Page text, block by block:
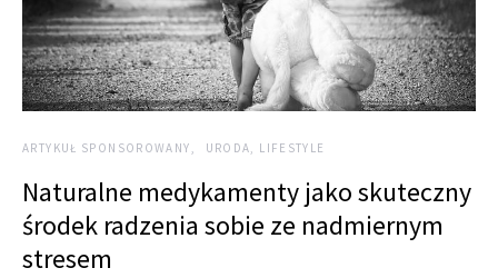
ARTYKUŁ SPONSOROWANY URODA, LIFESTYLE
Naturalne medykamenty jako skuteczny
środek radzenia sobie ze nadmiernym
stresem